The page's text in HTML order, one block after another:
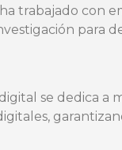
trabajado con
para
se dedica a